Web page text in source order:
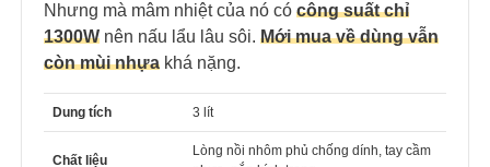
Nhưng mà mâm nhiệt của nó có công suất chỉ
1300W nên nấu lẩu lâu sôi. Mới mua về dùng vẫn
còn mùi nhựa khá nặng.
Dung tích 3 lít
Chất liệu
Lòng nồi nhôm phủ chống dính, tay cầm